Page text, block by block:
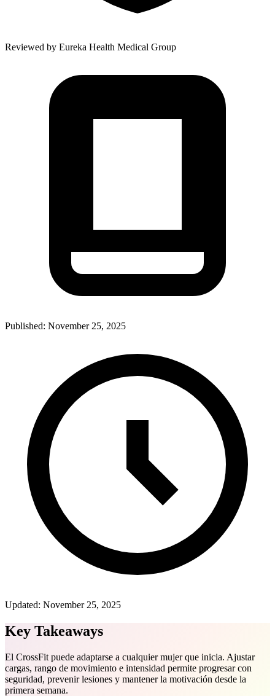
Reviewed by Eureka Health Medical Group
Published: November 25, 2025
Updated: November 25, 2025
Key Takeaways
El CrossFit puede adaptarse a cualquier mujer que inicia. Ajustar
cargas, rango de movimiento e intensidad permite progresar con
seguridad, prevenir lesiones y mantener la motivación desde la
primera semana.